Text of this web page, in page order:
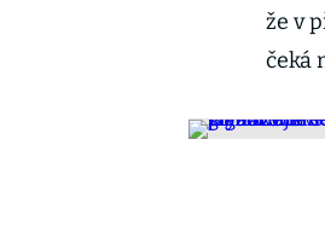
že v
čeká